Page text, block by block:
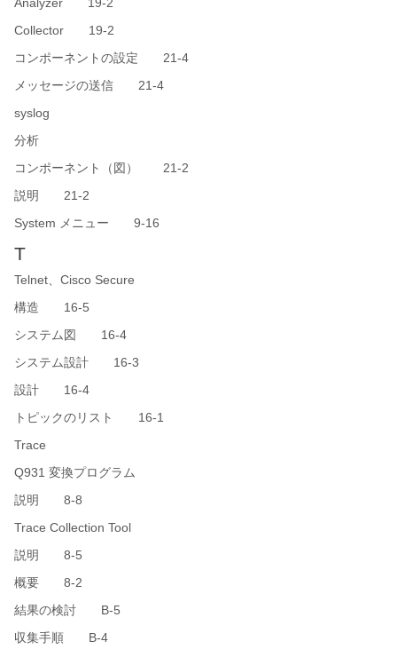
Collector 19-2
コンポーネントの設定 21-4
メッセージの送信 21-4
syslog
分析
コンポーネント（図） 21-2
説明 21-2
System メニュー 9-16
T
Telnet、Cisco Secure
構造 16-5
システム図 16-4
システム設計 16-3
設計 16-4
トピックのリスト 16-1
Trace
Q931 変換プログラム
説明 8-8
Trace Collection Tool
説明 8-5
概要 8-2
結果の検討 B-5
収集手順 B-4